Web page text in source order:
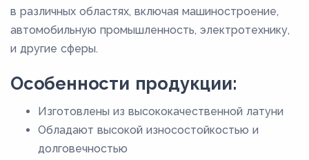
ЛЦ25С2
ЛЦ30А3
ЛЦ38Мц2С2
ЛЦ40Мц1.5
ЛЦ40Мц3А
ЛЦ40Мц3Ж
в различных областях, включая машиностроение,
автомобильную промышленность, электротехнику,
и другие сферы.
Особенности продукции:
Изготовлены из высококачественной латуни
Обладают высокой износостойкостью и
долговечностью